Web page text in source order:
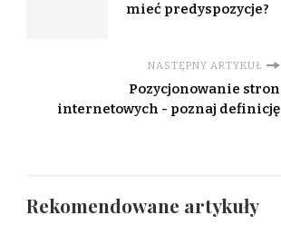
mieć predyspozycje?
NASTĘPNY ARTYKUŁ
Pozycjonowanie stron
internetowych - poznaj definicję
Rekomendowane artykuły